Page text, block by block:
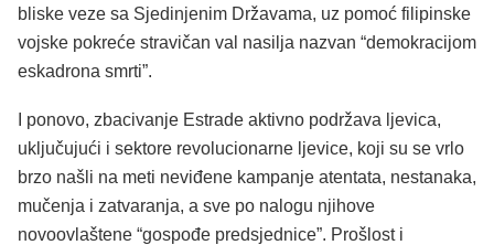
bliske veze sa Sjedinjenim Državama, uz pomoć filipinske
vojske pokreće stravičan val nasilja nazvan “demokracijom
eskadrona smrti”.
I ponovo, zbacivanje Estrade aktivno podržava ljevica,
uključujući i sektore revolucionarne ljevice, koji su se vrlo
brzo našli na meti neviđene kampanje atentata, nestanaka,
mučenja i zatvaranja, a sve po nalogu njihove
novoovlaštene “gospođe predsjednice”. Prošlost i